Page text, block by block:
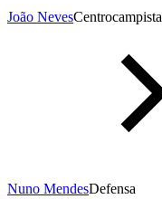
João NevesCentrocampista
Nuno MendesDefensa